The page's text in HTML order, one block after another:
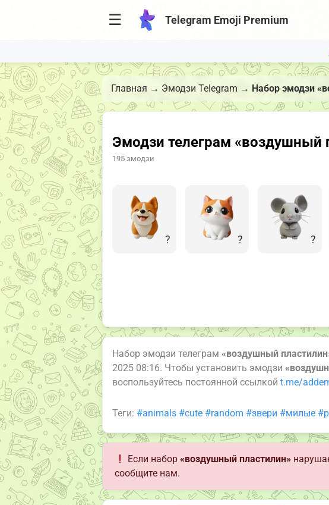
☰ Telegram Emoji Premium
Главная → Эмодзи Telegram → Набор эмодзи
Эмодзи телеграм «воздушный
195 эмодзи
? ? ?
Набор эмодзи телеграм «воздушный
2025 08:16. Чтобы установить эмодзи
воспользуйтесь постоянной ссылкой t.me/
Теги: #animals #cute #random #звери #милые
Если набор«воздушный пластилин»
сообщите нам.